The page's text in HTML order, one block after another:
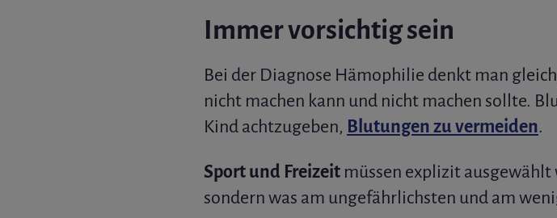
Immer vorsichtig sein
Bei der Diagnose Hämophilie denkt man
nicht machen kann und nicht machen sollte.
Kind achtzugeben, Blutungen zu vermeiden.
Sport und Freizeit müssen explizit ausgewählt
sondern was am ungefährlichsten und am